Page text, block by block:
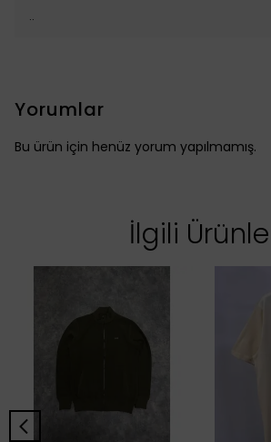
..
Yorumlar
Bu ürün için henüz yorum yapılmamış.
İlgili